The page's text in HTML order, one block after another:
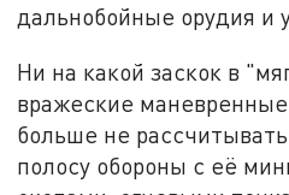
дальнобойные орудия и
Ни на какой заскок в
вражеские
больше не
полосу обороны с её